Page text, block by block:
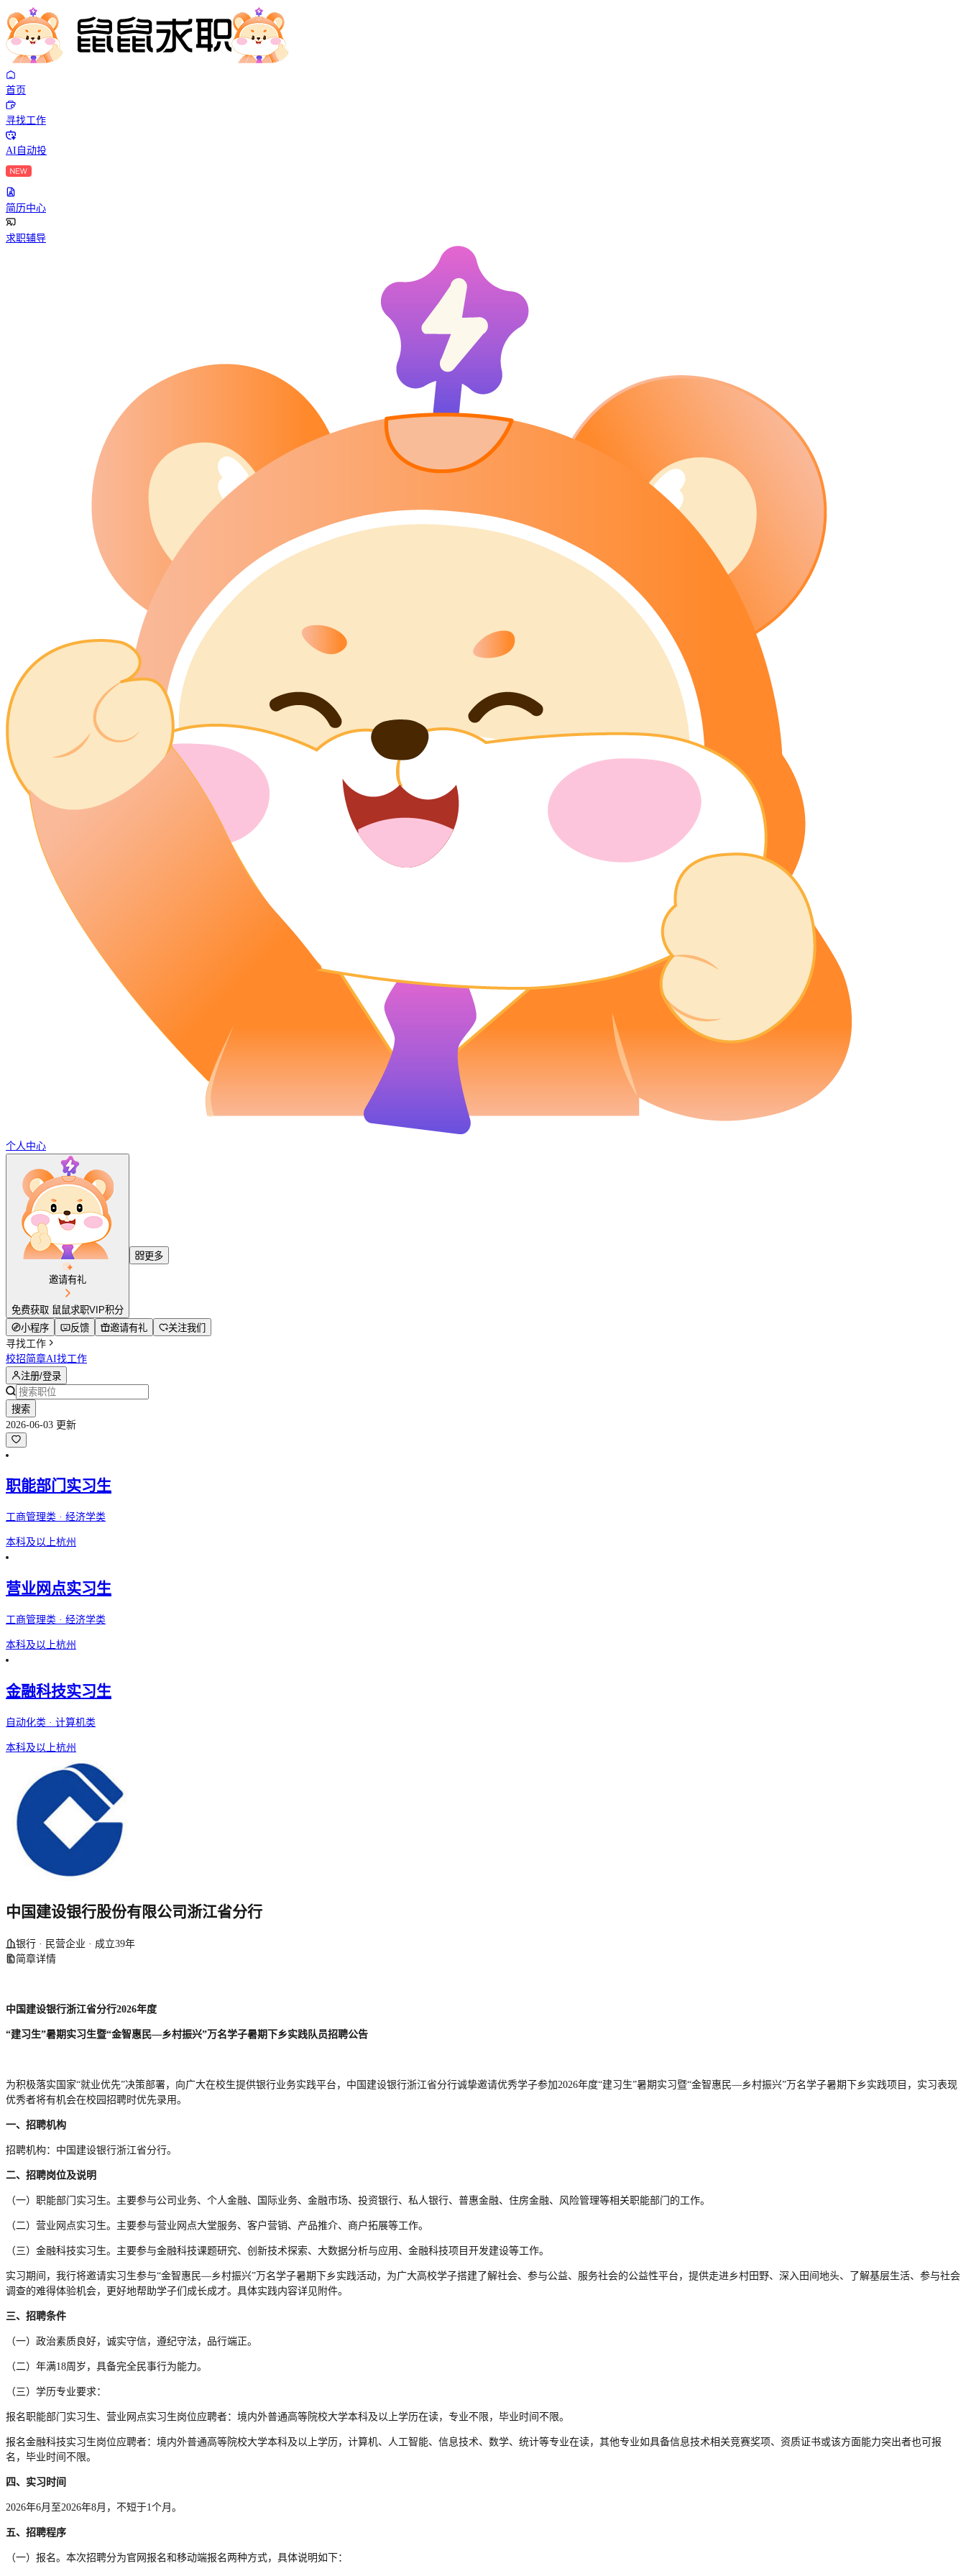
首页
寻找工作
AI自动投
简历中心
求职辅导
个人中心
邀请有礼
免费获取 鼠鼠求职VIP积分
更多
小程序 反馈 邀请有礼
关注我们
寻找工作
校招简章AI找工作
注册/登录
搜索
2026-06-03 更新
职能部门实习生
工商管理类 · 经济学类
本科及以上杭州
营业网点实习生
工商管理类 · 经济学类
本科及以上杭州
金融科技实习生
自动化类 · 计算机类
本科及以上杭州
中国建设银行股份有限公司浙江省分行
银行 · 民营企业 · 成立39年
简章详情
中国建设银行浙江省分行2026年度
“建习生”暑期实习生暨“金智惠民—乡村振兴”万名学子暑期下乡实践队员招聘公告
为积极落实国家“就业优先”决策部署，向广大在校生提供银行业务实践平台，中国建设银行浙江省分行诚挚邀请优秀学子参加2026年度“建习生”暑期实习暨“金智惠民—乡村振兴”万名学子暑期下乡实践项目，实习表现
优秀者将有机会在校园招聘时优先录用。
一、招聘机构
招聘机构：中国建设银行浙江省分行。
二、招聘岗位及说明
（一）职能部门实习生。主要参与公司业务、个人金融、国际业务、金融市场、投资银行、私人银行、普惠金融、住房金融、风险管理等相关职能部门的工作。
（二）营业网点实习生。主要参与营业网点大堂服务、客户营销、产品推介、商户拓展等工作。
（三）金融科技实习生。主要参与金融科技课题研究、创新技术探索、大数据分析与应用、金融科技项目开发建设等工作。
实习期间，我行将邀请实习生参与“金智惠民—乡村振兴”万名学子暑期下乡实践活动，为广大高校学子搭建了解社会、参与公益、服务社会的公益性平台，提供走进乡村田野、深入田间地头、了解基层生活、参与社会
调查的难得体验机会，更好地帮助学子们成长成才。具体实践内容详见附件。
三、招聘条件
（一）政治素质良好，诚实守信，遵纪守法，品行端正。
（二）年满18周岁，具备完全民事行为能力。
（三）学历专业要求：
报名职能部门实习生、营业网点实习生岗位应聘者：境内外普通高等院校大学本科及以上学历在读，专业不限，毕业时间不限。
报名金融科技实习生岗位应聘者：境内外普通高等院校大学本科及以上学历，计算机、人工智能、信息技术、数学、统计等专业在读，其他专业如具备信息技术相关竞赛奖项、资质证书或该方面能力突出者也可报
名，毕业时间不限。
四、实习时间
2026年6月至2026年8月，不短于1个月。
五、招聘程序
（一）报名。本次招聘分为官网报名和移动端报名两种方式，具体说明如下：